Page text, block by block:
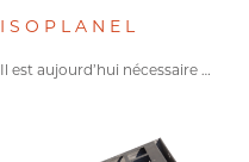
ISOPLANEL
Il est aujourd’hui nécessaire de…